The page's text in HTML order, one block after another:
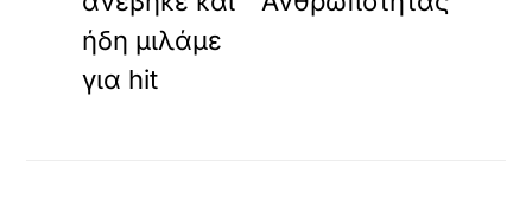
ήδη μιλάμε
για hit